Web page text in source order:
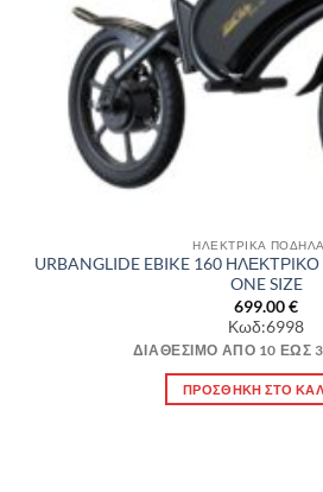
ΗΛΕΚΤΡΙΚΑ
URBANGLIDE EBIKE 160
ONE SIZE
699.00€
Κωδ:6998
ΔΙΑΘΈΣΙΜΟ ΑΠΌ 10 ΈΩΣ
ΠΡΟΣΘΉΚΗ ΣΤΟ